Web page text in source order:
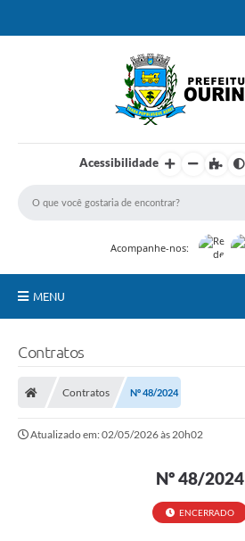
Acessibilidade
Acompanhe-nos:
MENU
Portal da Transparência
Contratos
Contratos Nº 48/2024
Atualizado em: 02/05/2026 às 20h02
Nº 48/2024
ENCERRADO